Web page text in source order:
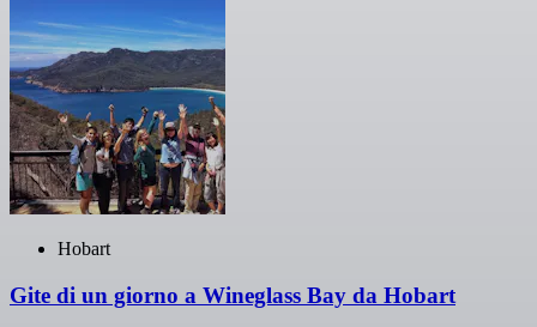
Hobart
Gite di un giorno a Wineglass Bay da Hobart